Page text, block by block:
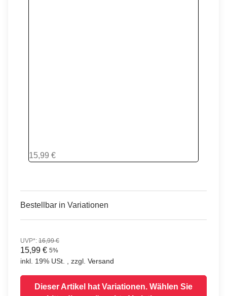
Chrome Pink
15,99 €
Bestellbar in Variationen
UVP*: 16,99 €
15,99 € 5%
inkl. 19% USt. , zzgl. Versand
Dieser Artikel hat Variationen. Wählen Sie